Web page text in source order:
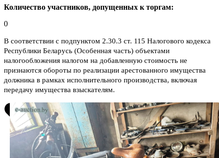
Количество участников, допущенных к торгам:
0
В соответствии с подпунктом 2.30.3 ст. 115 Налогового кодекса
Республики Беларусь (Особенная часть) объектами
налогообложения налогом на добавленную стоимость не
признаются обороты по реализации арестованного имущества
должника в рамках исполнительного производства, включая
передачу имущества взыскателям.